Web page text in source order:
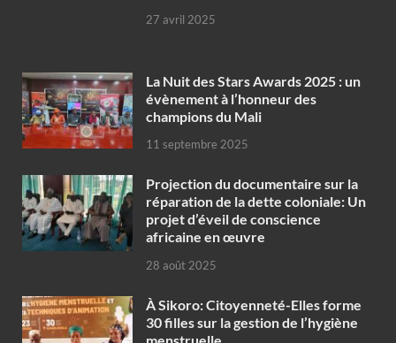
27 avril 2025
‎La Nuit des Stars Awards 2025 : un
évènement à l’honneur des
champions du Mali
11 septembre 2025
Projection du documentaire sur la
réparation de la dette coloniale: Un
projet d’éveil de conscience
africaine en œuvre‎
28 août 2025
À Sikoro: Citoyenneté-Elles forme
30 filles sur la gestion de l’hygiène